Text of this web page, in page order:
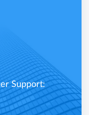
Support: